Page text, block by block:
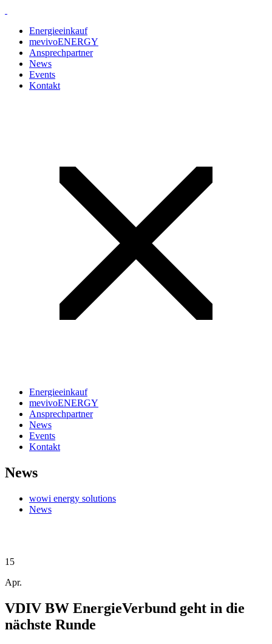
Energieeinkauf
mevivoENERGY
Ansprechpartner
News
Events
Kontakt
Energieeinkauf
mevivoENERGY
Ansprechpartner
News
Events
Kontakt
News
wowi energy solutions
News
15
Apr.
VDIV BW EnergieVerbund geht in die
nächste Runde